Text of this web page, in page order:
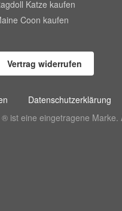
Katze kaufen
Coon kaufen
Vertrag widerrufen
Datenschutzerklärung
ist eine eingetragene Marke.